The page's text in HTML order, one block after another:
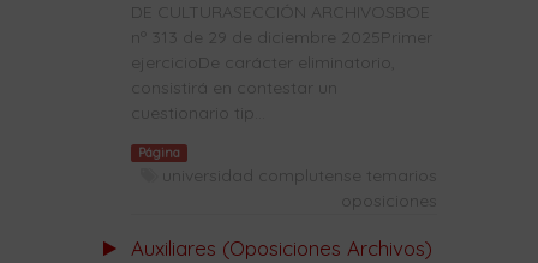
DE CULTURASECCIÓN ARCHIVOSBOE
nº 313 de 29 de diciembre 2025Primer
ejercicioDe carácter eliminatorio,
consistirá en contestar un
cuestionario tip...
Página
universidad complutense temarios
oposiciones
Auxiliares (Oposiciones Archivos)